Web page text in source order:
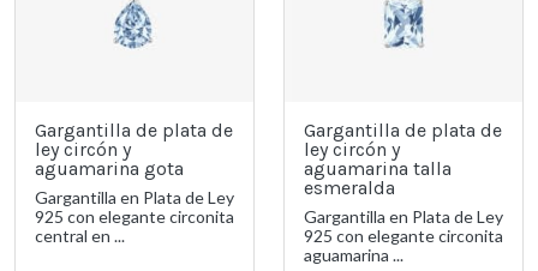
Gargantilla de plata de
ley circón y
aguamarina gota
Gargantilla en Plata de Ley
925 con elegante circonita
central en ...
Gargantilla de plata de
ley circón y
aguamarina talla
esmeralda
Gargantilla en Plata de Ley
925 con elegante circonita
aguamarina ...